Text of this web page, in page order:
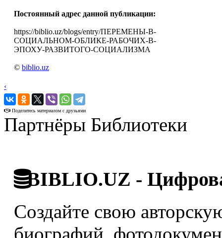
Постоянный адрес данной публикации:
https://biblio.uz/blogs/entry/ПЕРЕМЕНЫ-В-
СОЦИАЛЬНОМ-ОБЛИКЕ-РАБОЧИХ-В-
ЭПОХУ-РАЗВИТОГО-СОЦИАЛИЗМА
© biblio.uz
‹
›
Поделитесь материалом с друзьями
Партнёры Библиотеки
BIBLIO.UZ -
Создайте свою
биографий,